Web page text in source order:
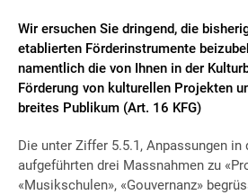
Wir ersuchen Sie dringend, die
etablierten Förderinstrumente
namentlich die von Ihnen in der
Förderung von kulturellen Projekten
breites Publikum (Art. 16 KFG)
Die unter Ziffer 5.5.1, Anpassungen in
aufgeführten drei Massnahmen zu
«Musikschulen», «Gouvernanz»